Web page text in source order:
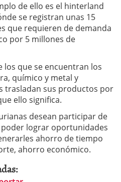
de ello es el hinterland
se registran unas 15
que requieren de demanda
por 5 millones de
los que se encuentran los
químico y metal y
trasladan sus productos por
ello significa.
desean participar de
lograr oportunidades
ahorro de tiempo
ahorro económico.